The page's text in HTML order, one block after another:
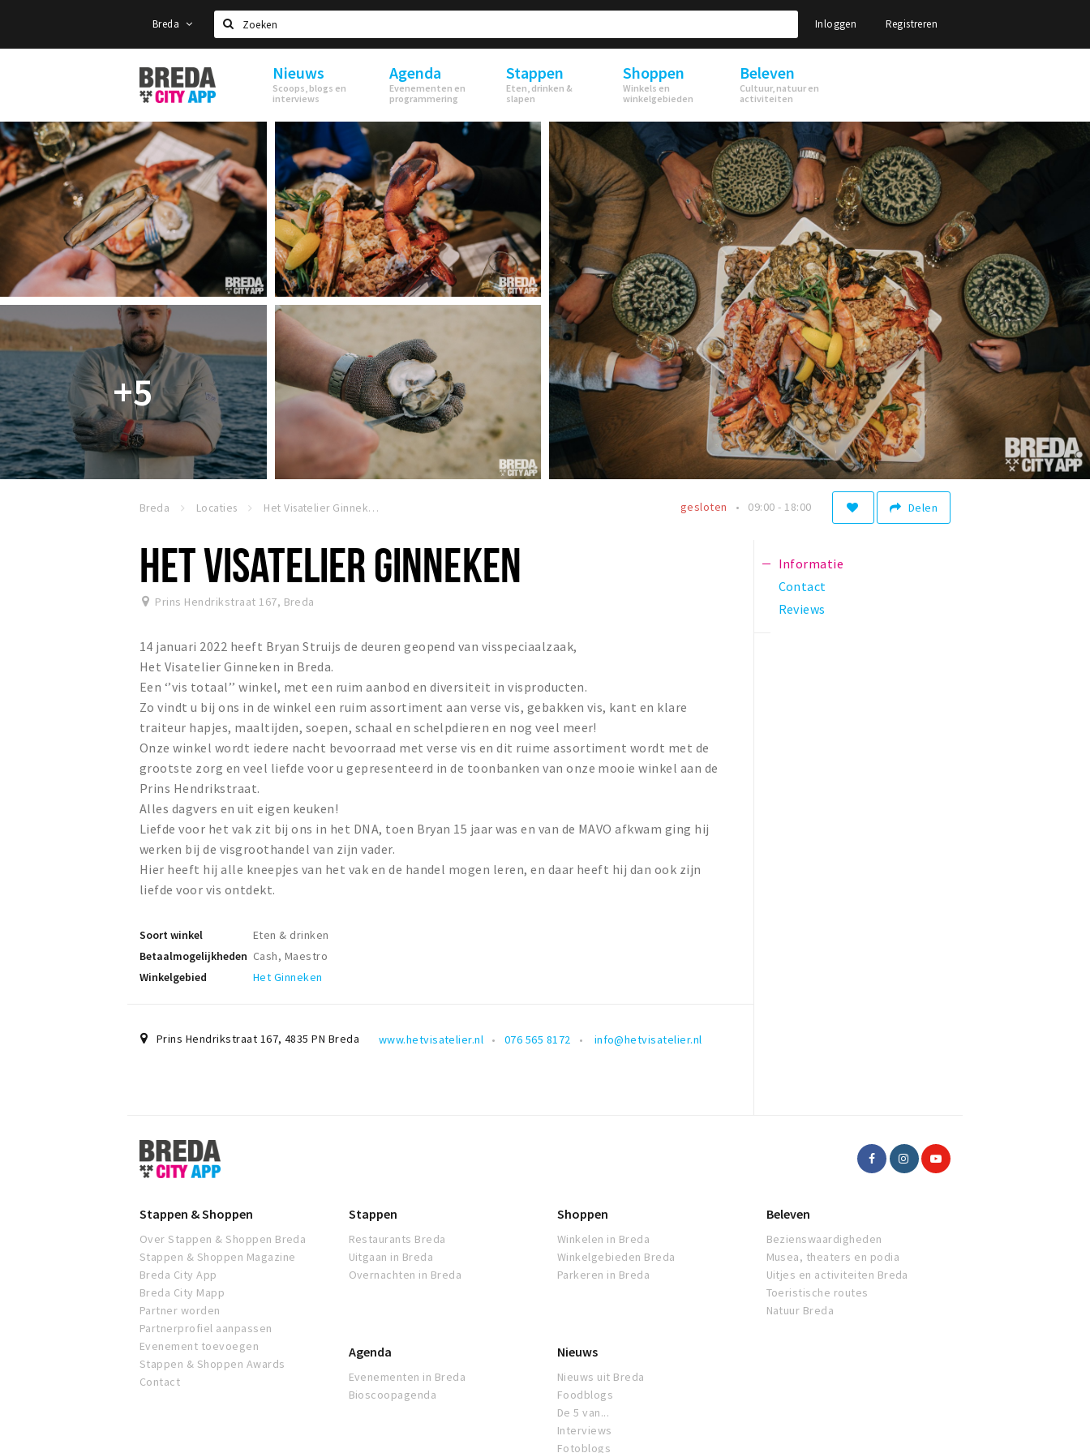
Breda
Zoeken
Inloggen Registreren
Stappen
&
Shoppen
Breda
Nieuws
Scoops, blogs en
interviews
Agenda
Evenementen en
programmering
Stappen
Eten, drinken &
slapen
Shoppen
Winkels en
winkelgebieden
Beleven
Cultuur, natuur en
activiteiten
+5
Breda Locaties Het Visatelier Ginneken Delen
gesloten 09:00 - 18:00
HET VISATELIER GINNEKEN
Prins Hendrikstraat 167, Breda
14 januari 2022 heeft Bryan Struijs de deuren geopend van visspeciaalzaak,
Het Visatelier Ginneken in Breda.
Een ‘’vis totaal’’ winkel, met een ruim aanbod en diversiteit in visproducten.
Zo vindt u bij ons in de winkel een ruim assortiment aan verse vis, gebakken vis, kant en klare
traiteur hapjes, maaltijden, soepen, schaal en schelpdieren en nog veel meer!
Onze winkel wordt iedere nacht bevoorraad met verse vis en dit ruime assortiment wordt met de
grootste zorg en veel liefde voor u gepresenteerd in de toonbanken van onze mooie winkel aan de
Prins Hendrikstraat.
Alles dagvers en uit eigen keuken!
Liefde voor het vak zit bij ons in het DNA, toen Bryan 15 jaar was en van de MAVO afkwam ging hij
werken bij de visgroothandel van zijn vader.
Hier heeft hij alle kneepjes van het vak en de handel mogen leren, en daar heeft hij dan ook zijn
liefde voor vis ontdekt.
Soort winkel
Eten & drinken
Betaalmogelijkheden Cash, Maestro
Winkelgebied
Het Ginneken
Prins Hendrikstraat 167, 4835 PN Breda www.hetvisatelier.nl 076 565 8172 info@hetvisatelier.nl
Informatie
Contact
Reviews
Stappen
&
Shoppen
Stappen & Shoppen
Over Stappen & Shoppen Breda
Stappen & Shoppen Magazine
Breda City App
Breda City Mapp
Partner worden
Partnerprofiel aanpassen
Evenement toevoegen
Stappen & Shoppen Awards
Contact
Stappen
Restaurants Breda
Uitgaan in Breda
Overnachten in Breda
Shoppen
Winkelen in Breda
Winkelgebieden Breda
Parkeren in Breda
Beleven
Bezienswaardigheden
Musea, theaters en podia
Uitjes en activiteiten Breda
Toeristische routes
Natuur Breda
Agenda
Evenementen in Breda
Bioscoopagenda
Nieuws
Nieuws uit Breda
Foodblogs
De 5 van...
Interviews
Fotoblogs